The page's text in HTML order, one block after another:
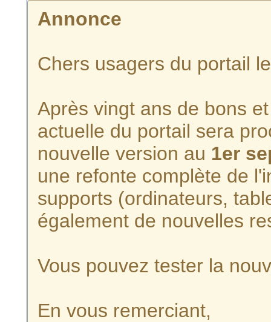
Annonce
Chers usagers du portail
Après vingt ans de bons
actuelle du portail sera
nouvelle version au 1er
une refonte complète de
supports (ordinateurs,
également de nouvelles
Vous pouvez tester la
En vous remerciant,